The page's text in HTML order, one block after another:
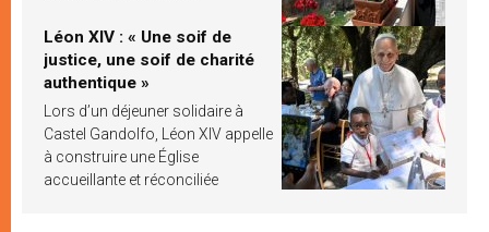
Léon XIV : « Une soif de
justice, une soif de charité
authentique »
Lors d’un déjeuner solidaire à
Castel Gandolfo, Léon XIV appelle
à construire une Église
accueillante et réconciliée